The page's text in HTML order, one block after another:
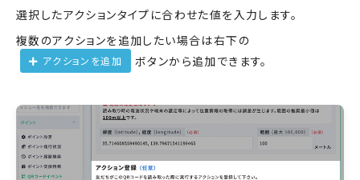
選択したアクションタイプに合わせた値を入力します。
複数のアクションを追加したい場合は右下の
アクションを追加 ボタンから追加できます。